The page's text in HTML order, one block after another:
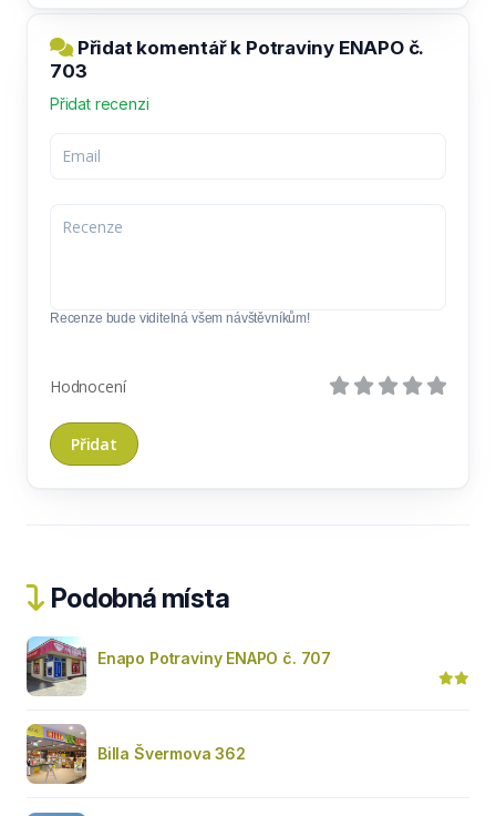
Přidat komentář k Potraviny ENAPO č.
703
Přidat recenzi
Recenze bude viditelná všem návštěvníkům!
Hodnocení
Podobná místa
Enapo Potraviny ENAPO č. 707
Billa Švermova 362